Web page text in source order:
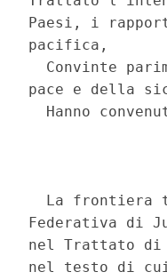
Paesi, i
pacifica,
Convinte
pace e della
Hanno
La frontiera
Federativa di
nel Trattato di
nel testo di